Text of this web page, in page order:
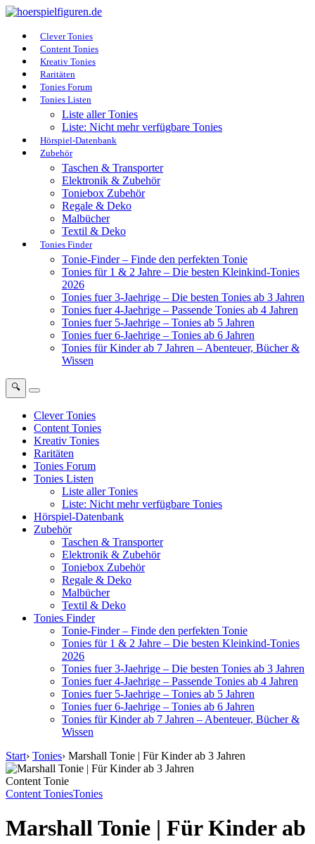
Clever Tonies
Content Tonies
Kreativ Tonies
Raritäten
Tonies Forum
Tonies Listen
Liste aller Tonies
Liste: Nicht mehr verfügbare Tonies
Hörspiel-Datenbank
Zubehör
Taschen & Transporter
Elektronik & Zubehör
Toniebox Zubehör
Regale & Deko
Malbücher
Textil & Deko
Tonies Finder
Tonie-Finder – Finde den perfekten Tonie
Tonies für 1 & 2 Jahre – Die besten Kleinkind-Tonies
2026
Tonies fuer 3-Jaehrige – Die besten Tonies ab 3 Jahren
Tonies fuer 4-Jaehrige – Passende Tonies ab 4 Jahren
Tonies fuer 5-Jaehrige – Tonies ab 5 Jahren
Tonies fuer 6-Jaehrige – Tonies ab 6 Jahren
Tonies für Kinder ab 7 Jahren – Abenteuer, Bücher &
Wissen
🔍
Clever Tonies
Content Tonies
Kreativ Tonies
Raritäten
Tonies Forum
Tonies Listen
Liste aller Tonies
Liste: Nicht mehr verfügbare Tonies
Hörspiel-Datenbank
Zubehör
Taschen & Transporter
Elektronik & Zubehör
Toniebox Zubehör
Regale & Deko
Malbücher
Textil & Deko
Tonies Finder
Tonie-Finder – Finde den perfekten Tonie
Tonies für 1 & 2 Jahre – Die besten Kleinkind-Tonies
2026
Tonies fuer 3-Jaehrige – Die besten Tonies ab 3 Jahren
Tonies fuer 4-Jaehrige – Passende Tonies ab 4 Jahren
Tonies fuer 5-Jaehrige – Tonies ab 5 Jahren
Tonies fuer 6-Jaehrige – Tonies ab 6 Jahren
Tonies für Kinder ab 7 Jahren – Abenteuer, Bücher &
Wissen
Start› Tonies› Marshall Tonie | Für Kinder ab 3 Jahren
Content Tonie
Content ToniesTonies
Marshall Tonie | Für Kinder ab